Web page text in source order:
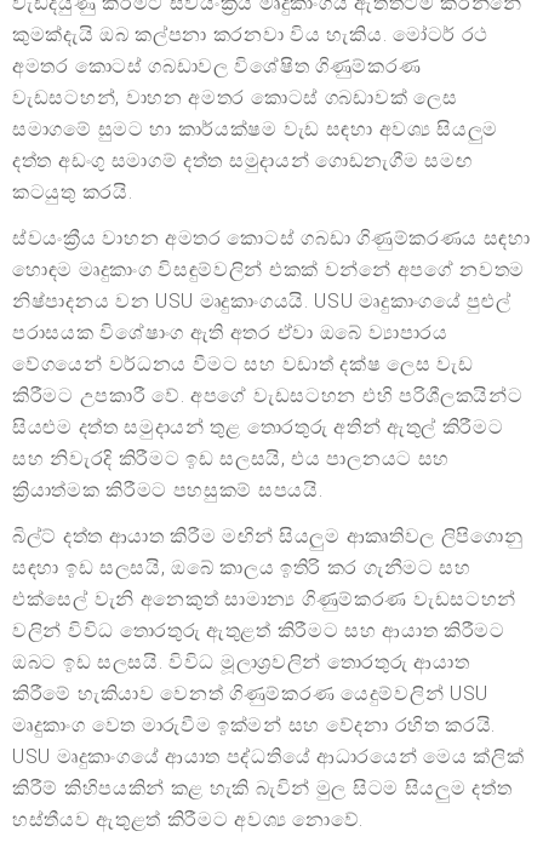
කුමක්දැයි ඔබ කල්පනා කරනවා විය හැකිය. මෝටර් රථ
අමතර කොටස් ගබඩාවල විශේෂිත ගිණුම්කරණ
වැඩසටහන්, වාහන අමතර කොටස් ගබඩාවක් ලෙස
සමාගමේ සුමට හා කාර්යක්ෂම වැඩ සඳහා අවශ්‍ය සියලුම
දත්ත අඩංගු සමාගම් දත්ත සමුදායන් ගොඩනැගීම සමඟ
කටයුතු කරයි.
ස්වයංක්‍රීය වාහන අමතර කොටස් ගබඩා ගිණුම්කරණය සඳහා
හොඳම මෘදුකාංග විසඳුම්වලින් එකක් වන්නේ අපගේ නවතම
නිෂ්පාදනය වන USU මෘදුකාංගයයි. USU මෘදුකාංගයේ පුළුල්
පරාසයක විශේෂාංග ඇති අතර ඒවා ඔබේ ව්‍යාපාරය
වේගයෙන් වර්ධනය වීමට සහ වඩාත් දක්ෂ ලෙස වැඩ
කිරීමට උපකාරී වේ. අපගේ වැඩසටහන එහි පරිශීලකයින්ට
සියළුම දත්ත සමුදායන් තුළ තොරතුරු අතින් ඇතුල් කිරීමට
සහ නිවැරදි කිරීමට ඉඩ සලසයි, එය පාලනයට සහ
ක්‍රියාත්මක කිරීමට පහසුකම් සපයයි.
බිල්ට් දත්ත ආයාත කිරීම මඟින් සියලුම ආකෘතිවල ලිපිගොනු
සඳහා ඉඩ සලසයි, ඔබේ කාලය ඉතිරි කර ගැනීමට සහ
එක්සෙල් වැනි අනෙකුත් සාමාන්‍ය ගිණුම්කරණ වැඩසටහන්
වලින් විවිධ තොරතුරු ඇතුළත් කිරීමට සහ ආයාත කිරීමට
ඔබට ඉඩ සලසයි. විවිධ මූලාශ්‍රවලින් තොරතුරු ආයාත
කිරීමේ හැකියාව වෙනත් ගිණුම්කරණ යෙදුම්වලින් USU
මෘදුකාංග වෙත මාරුවීම ඉක්මන් සහ වේදනා රහිත කරයි.
USU මෘදුකාංගයේ ආයාත පද්ධතියේ ආධාරයෙන් මෙය ක්ලික්
කිරීම් කිහිපයකින් කළ හැකි බැවින් මුල සිටම සියලුම දත්ත
හස්තීයව ඇතුළත් කිරීමට අවශ්‍ය නොවේ.